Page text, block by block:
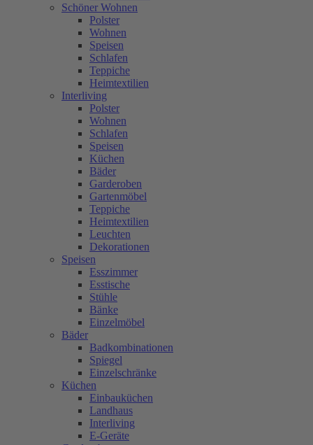
Schöner Wohnen
Polster
Wohnen
Speisen
Schlafen
Teppiche
Heimtextilien
Interliving
Polster
Wohnen
Schlafen
Speisen
Küchen
Bäder
Garderoben
Gartenmöbel
Teppiche
Heimtextilien
Leuchten
Dekorationen
Speisen
Esszimmer
Esstische
Stühle
Bänke
Einzelmöbel
Bäder
Badkombinationen
Spiegel
Einzelschränke
Küchen
Einbauküchen
Landhaus
Interliving
E-Geräte